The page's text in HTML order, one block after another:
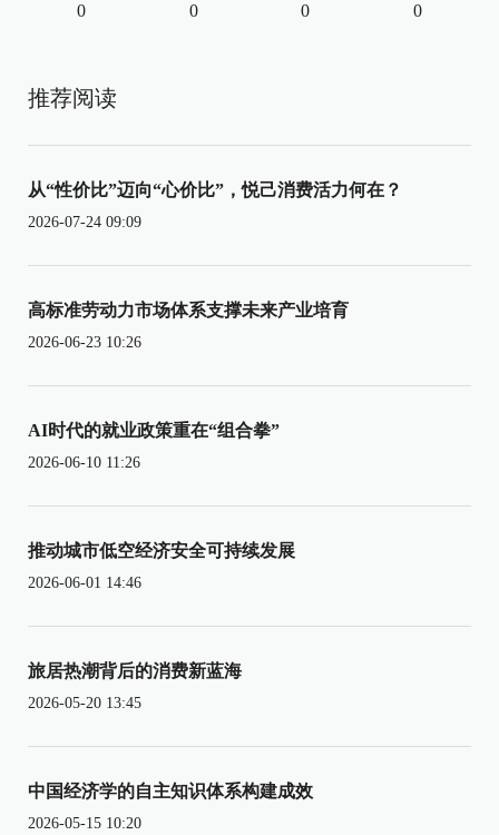
0 0 0 0
推荐阅读
从“性价比”迈向“心价比”，悦己消费活力何在？
2026-07-24 09:09
高标准劳动力市场体系支撑未来产业培育
2026-06-23 10:26
AI时代的就业政策重在“组合拳”
2026-06-10 11:26
推动城市低空经济安全可持续发展
2026-06-01 14:46
旅居热潮背后的消费新蓝海
2026-05-20 13:45
中国经济学的自主知识体系构建成效
2026-05-15 10:20